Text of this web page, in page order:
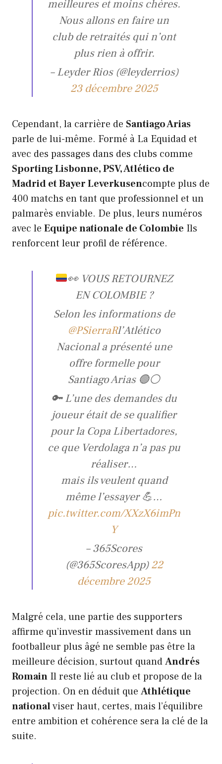
meilleures et moins chères.
Nous allons en faire un
club de retraités qui n’ont
plus rien à offrir.
– Leyder Rios (@leyderrios)
23 décembre 2025
Cependant, la carrière de Santiago Arias
parle de lui-même. Formé à La Equidad et
avec des passages dans des clubs comme
Sporting Lisbonne, PSV, Atlético de
Madrid et Bayer Leverkusencompte plus de
400 matchs en tant que professionnel et un
palmarès enviable. De plus, leurs numéros
avec le Equipe nationale de Colombie Ils
renforcent leur profil de référence.
👀VOUS RETOURNEZ
EN COLOMBIE ?
Selon les informations de
@PSierraRl’Atlético
Nacional a présenté une
offre formelle pour
Santiago Arias 🟢⚪️
🔑 L’une des demandes du
joueur était de se qualifier
pour la Copa Libertadores,
ce que Verdolaga n’a pas pu
réaliser…
mais ils veulent quand
même l’essayer 💪…
pic.twitter.com/XXzX6imPn
Y
– 365Scores
(@365ScoresApp)22
décembre 2025
Malgré cela, une partie des supporters
affirme qu’investir massivement dans un
footballeur plus âgé ne semble pas être la
meilleure décision, surtout quandAndrés
Romain Il reste lié au club et propose de la
projection. On en déduit que Athlétique
nationalviser haut, certes, mais l’équilibre
entre ambition et cohérence sera la clé de la
suite.